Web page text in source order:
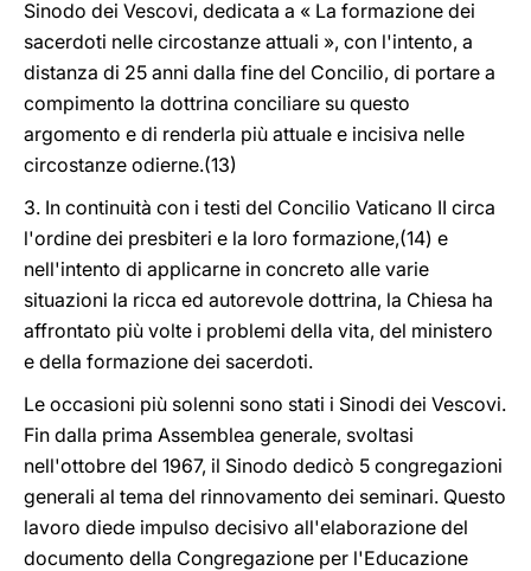
Sinodo dei Vescovi, dedicata a « La formazione dei
sacerdoti nelle circostanze attuali », con l'intento, a
distanza di 25 anni dalla fine del Concilio, di portare a
compimento la dottrina conciliare su questo
argomento e di renderla più attuale e incisiva nelle
circostanze odierne.(13)
3. In continuità con i testi del Concilio Vaticano II circa
l'ordine dei presbiteri e la loro formazione,(14) e
nell'intento di applicarne in concreto alle varie
situazioni la ricca ed autorevole dottrina, la Chiesa ha
affrontato più volte i problemi della vita, del ministero
e della formazione dei sacerdoti.
Le occasioni più solenni sono stati i Sinodi dei Vescovi.
Fin dalla prima Assemblea generale, svoltasi
nell'ottobre del 1967, il Sinodo dedicò 5 congregazioni
generali al tema del rinnovamento dei seminari. Questo
lavoro diede impulso decisivo all'elaborazione del
documento della Congregazione per l'Educazione